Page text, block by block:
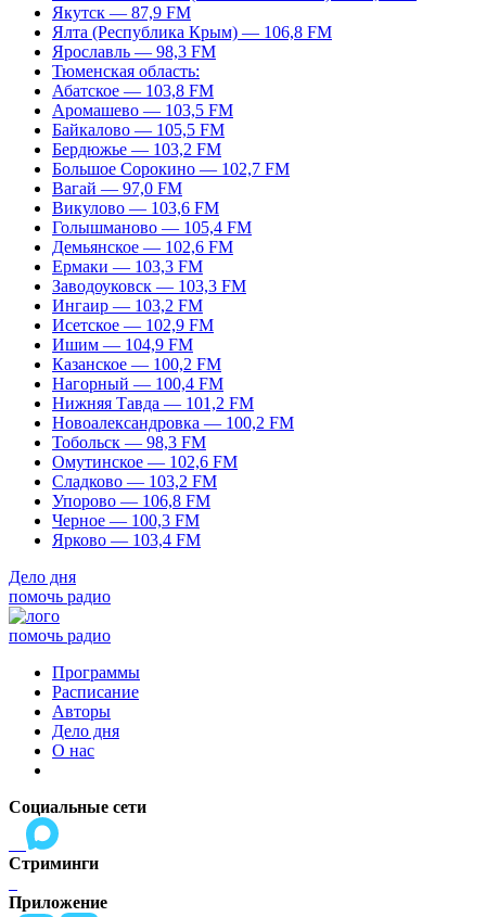
Якутск — 87,9 FM
Ялта (Республика Крым) — 106,8 FM
Ярославль — 98,3 FM
Тюменская область:
Абатское — 103,8 FM
Аромашево — 103,5 FM
Байкалово — 105,5 FM
Бердюжье — 103,2 FM
Большое Сорокино — 102,7 FM
Вагай — 97,0 FM
Викулово — 103,6 FM
Голышманово — 105,4 FM
Демьянское — 102,6 FM
Ермаки — 103,3 FM
Заводоуковск — 103,3 FM
Ингаир — 103,2 FM
Исетское — 102,9 FM
Ишим — 104,9 FM
Казанское — 100,2 FM
Нагорный — 100,4 FM
Нижняя Тавда — 101,2 FM
Новоалександровка — 100,2 FM
Тобольск — 98,3 FM
Омутинское — 102,6 FM
Сладково — 103,2 FM
Упорово — 106,8 FM
Черное — 100,3 FM
Ярково — 103,4 FM
Дело дня
помочь радио
помочь радио
Программы
Расписание
Авторы
Дело дня
О нас
Социальные сети
Стриминги
Приложение